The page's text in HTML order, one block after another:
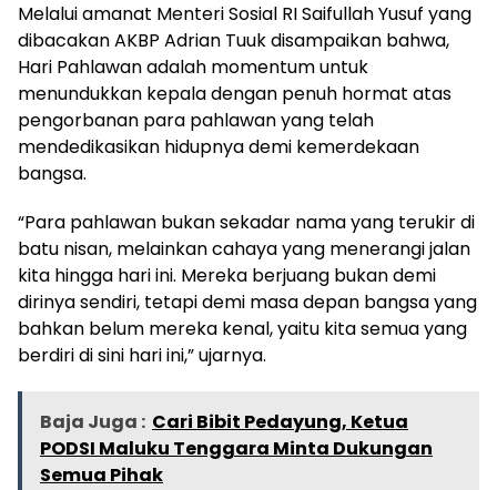
Melalui amanat Menteri Sosial RI Saifullah Yusuf yang
dibacakan AKBP Adrian Tuuk disampaikan bahwa,
Hari Pahlawan adalah momentum untuk
menundukkan kepala dengan penuh hormat atas
pengorbanan para pahlawan yang telah
mendedikasikan hidupnya demi kemerdekaan
bangsa.
“Para pahlawan bukan sekadar nama yang terukir di
batu nisan, melainkan cahaya yang menerangi jalan
kita hingga hari ini. Mereka berjuang bukan demi
dirinya sendiri, tetapi demi masa depan bangsa yang
bahkan belum mereka kenal, yaitu kita semua yang
berdiri di sini hari ini,” ujarnya.
Baja Juga : Cari Bibit Pedayung, Ketua
PODSI Maluku Tenggara Minta Dukungan
Semua Pihak